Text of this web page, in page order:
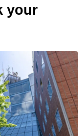
your